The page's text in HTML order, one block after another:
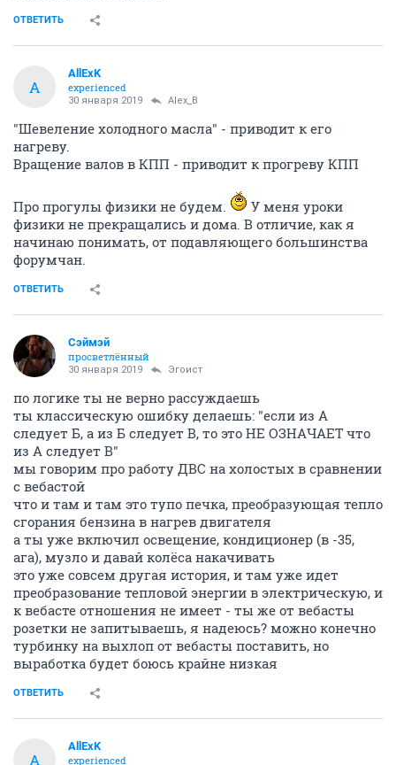
ОТВЕТИТЬ
A
AllExK
experienced
30 января 2019 Alex_B
"Шевеление холодного масла" - приводит к его
нагреву.
Вращение валов в КПП - приводит к прогреву КПП
Про прогулы физики не будем.
У меня уроки
физики не прекращались и дома. В отличие, как я
начинаю понимать, от подавляющего большинства
форумчан.
ОТВЕТИТЬ
Сэймэй
просветлённый
30 января 2019 Эгоист
по логике ты не верно рассуждаешь
ты классическую ошибку делаешь: "если из А
следует Б, а из Б следует В, то это НЕ ОЗНАЧАЕТ что
из А следует В"
мы говорим про работу ДВС на холостых в сравнении
с вебастой
что и там и там это тупо печка, преобразующая тепло
сгорания бензина в нагрев двигателя
а ты уже включил освещение, кондиционер (в -35,
ага), музло и давай колёса накачивать
это уже совсем другая история, и там уже идет
преобразование тепловой энергии в электрическую, и
к вебасте отношения не имеет - ты же от вебасты
розетки не запитываешь, я надеюсь? можно конечно
турбинку на выхлоп от вебасты поставить, но
выработка будет боюсь крайне низкая
ОТВЕТИТЬ
A
AllExK
experienced